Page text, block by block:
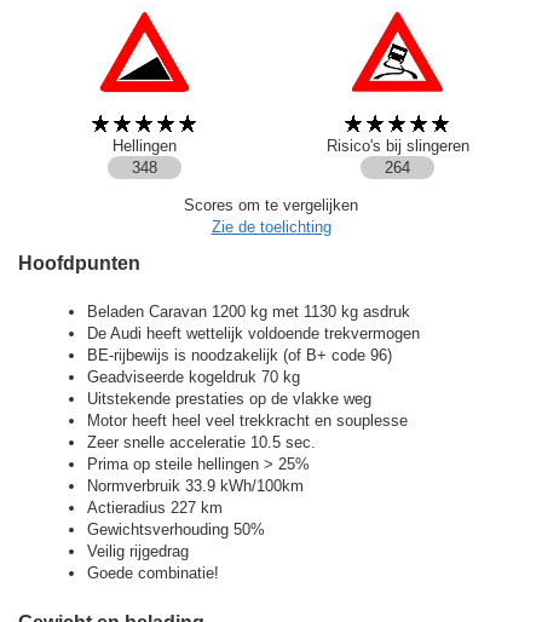
Hellingen
Risico's bij slingeren
348
264
Scores om te vergelijken
Zie de toelichting
Hoofdpunten
Beladen Caravan 1200 kg met 1130 kg asdruk
De Audi heeft wettelijk voldoende trekvermogen
BE-rijbewijs is noodzakelijk (of B+ code 96)
Geadviseerde kogeldruk 70 kg
Uitstekende prestaties op de vlakke weg
Motor heeft heel veel trekkracht en souplesse
Zeer snelle acceleratie 10.5 sec.
Prima op steile hellingen > 25%
Normverbruik 33.9 kWh/100km
Actieradius 227 km
Gewichtsverhouding 50%
Veilig rijgedrag
Goede combinatie!